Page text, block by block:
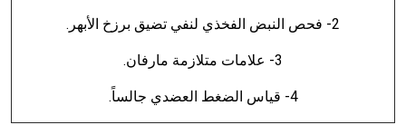
2- فحص النبض الفخذي لنفي تضيق برزخ الأبهر.
3- علامات متلازمة مارفان.
4- قياس الضغط العضدي جالساً.